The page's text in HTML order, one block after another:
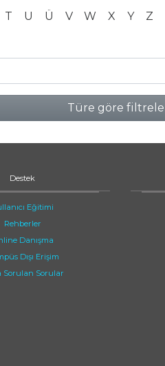
T U Ü V W X Y Z
Türe göre filtrele
Destek
Eğitimi
Rehberler
Danışma
Dışı Erişim
Sorulan Sorular